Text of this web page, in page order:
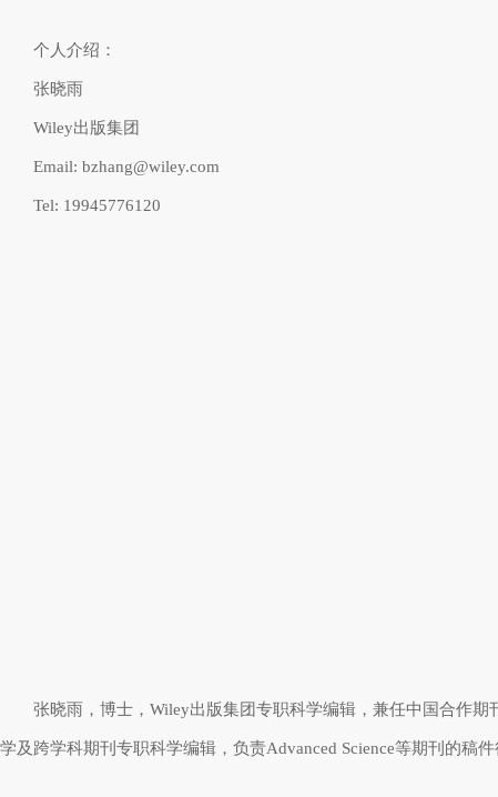
个人介绍：
张晓雨
Wiley出版集团
Email: bzhang@wiley.com
Tel: 19945776120
张晓雨，博士，Wiley出版集团专职科学编辑，兼任中国合作期
学及跨学科期刊专职科学编辑，负责Advanced Science等期刊的稿